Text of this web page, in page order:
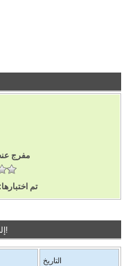
مفرج
تم اختبارها:
إلى تحميل لفري!
التاريخ